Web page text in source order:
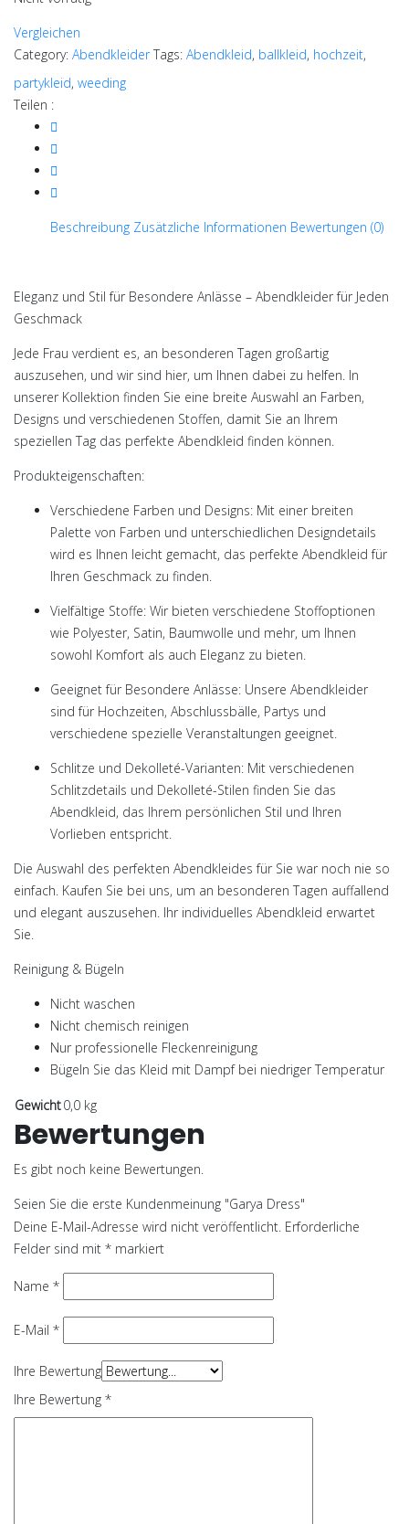
Vergleichen
Category: Abendkleider Tags: Abendkleid, ballkleid, hochzeit,
partykleid, weeding
Teilen :
Beschreibung Zusätzliche Informationen Bewertungen (0)
Eleganz und Stil für Besondere Anlässe – Abendkleider für Jeden
Geschmack
Jede Frau verdient es, an besonderen Tagen großartig
auszusehen, und wir sind hier, um Ihnen dabei zu helfen. In
unserer Kollektion finden Sie eine breite Auswahl an Farben,
Designs und verschiedenen Stoffen, damit Sie an Ihrem
speziellen Tag das perfekte Abendkleid finden können.
Produkteigenschaften:
Verschiedene Farben und Designs: Mit einer breiten
Palette von Farben und unterschiedlichen Designdetails
wird es Ihnen leicht gemacht, das perfekte Abendkleid für
Ihren Geschmack zu finden.
Vielfältige Stoffe: Wir bieten verschiedene Stoffoptionen
wie Polyester, Satin, Baumwolle und mehr, um Ihnen
sowohl Komfort als auch Eleganz zu bieten.
Geeignet für Besondere Anlässe: Unsere Abendkleider
sind für Hochzeiten, Abschlussbälle, Partys und
verschiedene spezielle Veranstaltungen geeignet.
Schlitze und Dekolleté-Varianten: Mit verschiedenen
Schlitzdetails und Dekolleté-Stilen finden Sie das
Abendkleid, das Ihrem persönlichen Stil und Ihren
Vorlieben entspricht.
Die Auswahl des perfekten Abendkleides für Sie war noch nie so
einfach. Kaufen Sie bei uns, um an besonderen Tagen auffallend
und elegant auszusehen. Ihr individuelles Abendkleid erwartet
Sie.
Reinigung & Bügeln
Nicht waschen
Nicht chemisch reinigen
Nur professionelle Fleckenreinigung
Bügeln Sie das Kleid mit Dampf bei niedriger Temperatur
Gewicht0,0 kg
Bewertungen
Es gibt noch keine Bewertungen.
Seien Sie die erste Kundenmeinung "Garya Dress"
Deine E-Mail-Adresse wird nicht veröffentlicht. Erforderliche
Felder sind mit * markiert
Name *
E-Mail *
Ihre Bewertung
Ihre Bewertung *